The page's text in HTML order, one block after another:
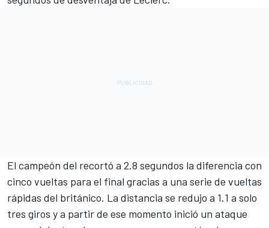
El campeón del recortó a 2.8 segundos la diferencia con
cinco vueltas para el final gracias a una serie de vueltas
rápidas del británico. La distancia se redujo a 1.1 a solo
tres giros y a partir de ese momento inició un ataque